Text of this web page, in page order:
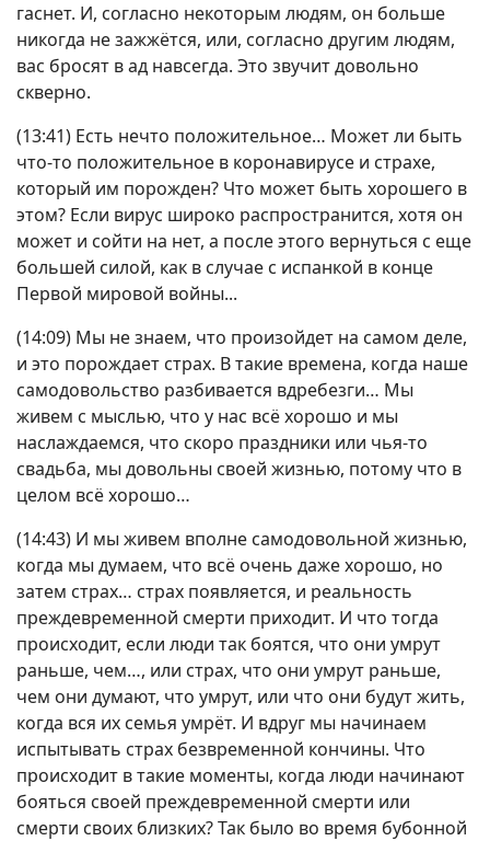
гаснет. И, согласно некоторым людям, он больше
никогда не зажжётся, или, согласно другим людям,
вас бросят в ад навсегда. Это звучит довольно
скверно.
(13:41) Есть нечто положительное… Может ли быть
что-то положительное в коронавирусе и страхе,
который им порожден? Что может быть хорошего в
этом? Если вирус широко распространится, хотя он
может и сойти на нет, а после этого вернуться с еще
большей силой, как в случае с испанкой в конце
Первой мировой войны...
(14:09) Мы не знаем, что произойдет на самом деле,
и это порождает страх. В такие времена, когда наше
самодовольство разбивается вдребезги… Мы
живем с мыслью, что у нас всё хорошо и мы
наслаждаемся, что скоро праздники или чья-то
свадьба, мы довольны своей жизнью, потому что в
целом всё хорошо…
(14:43) И мы живем вполне самодовольной жизнью,
когда мы думаем, что всё очень даже хорошо, но
затем страх… страх появляется, и реальность
преждевременной смерти приходит. И что тогда
происходит, если люди так боятся, что они умрут
раньше, чем…, или страх, что они умрут раньше,
чем они думают, что умрут, или что они будут жить,
когда вся их семья умрёт. И вдруг мы начинаем
испытывать страх безвременной кончины. Что
происходит в такие моменты, когда люди начинают
бояться своей преждевременной смерти или
смерти своих близких? Так было во время бубонной